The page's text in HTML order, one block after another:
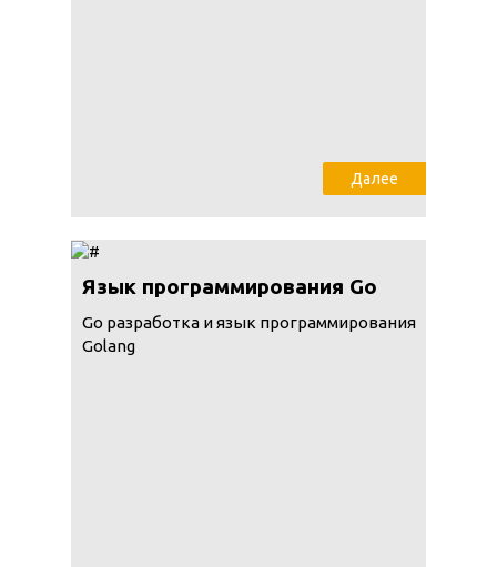
Далее
Язык программирования Go
Go разработка и язык программирования
Golang